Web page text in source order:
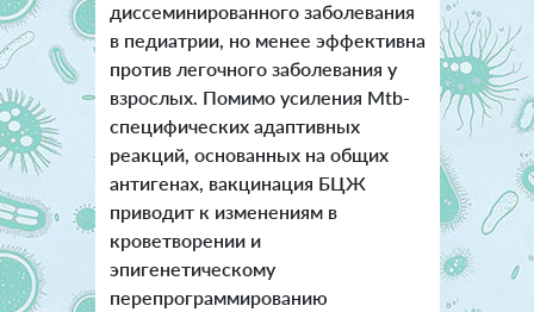
диссеминированного заболевания
в педиатрии, но менее эффективна
против легочного заболевания у
взрослых. Помимо усиления Mtb-
специфических адаптивных
реакций, основанных на общих
антигенах, вакцинация БЦЖ
приводит к изменениям в
кроветворении и
эпигенетическому
перепрограммированию